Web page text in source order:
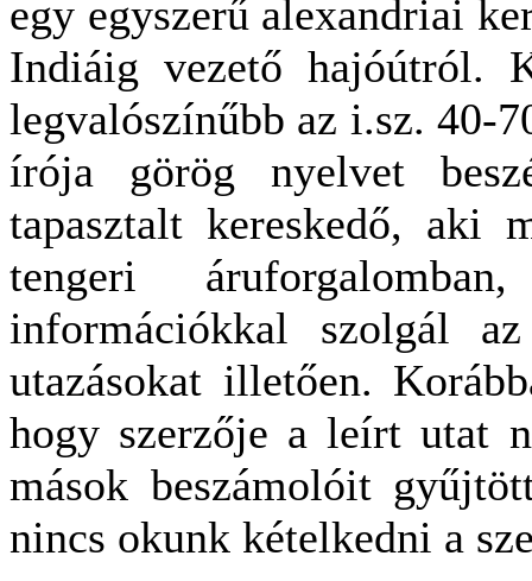
egy egyszerű alexandriai
Indiáig vezető hajóútról.
legvalószínűbb az i.sz. 40-
írója görög nyelvet
tapasztalt kereskedő, aki
tengeri
információkkal szolgál
utazásokat illetően.
hogy szerzője a leírt utat
mások beszámolóit
nincs okunk kételkedni a